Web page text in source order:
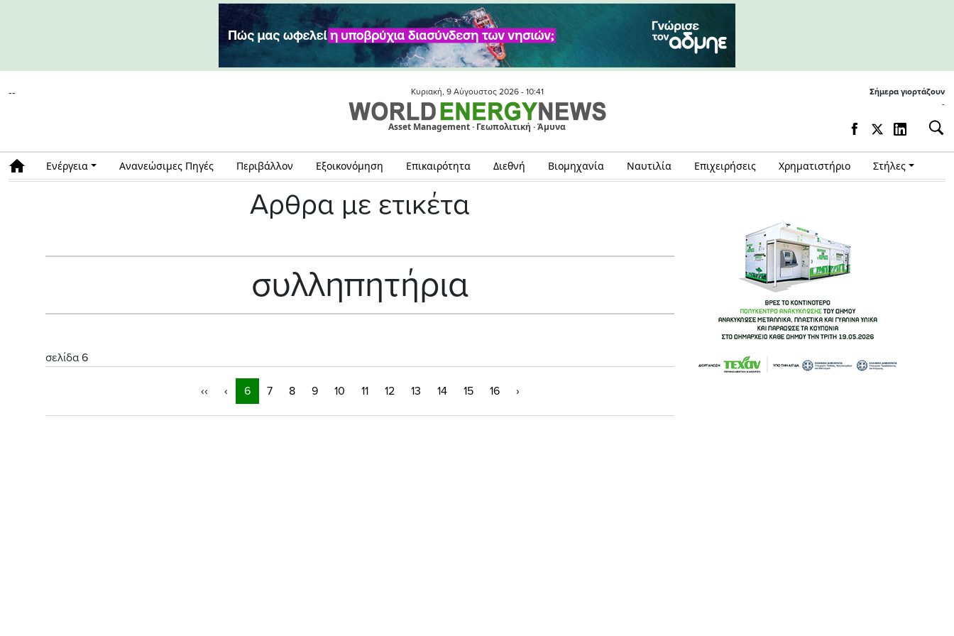
-- Κυριακή, 9 Αύγουστος 2026 - 10:41
Asset Management · Γεωπολιτική · Άμυνα
Σήμερα γιορτάζουν
-
Ενέργεια Ανανεώσιμες Πηγές Περιβάλλον Εξοικονόμηση Επικαιρότητα Διεθνή Βιομηχανία Ναυτιλία Επιχειρήσεις Χρηματιστήριο Στήλες
Αρθρα με ετικέτα
συλληπητήρια
σελίδα 6
‹‹ ‹ 6 7 8 9 10 11 12 13 14 15 16 ›